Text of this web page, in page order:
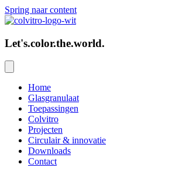
Spring naar content
Let's.color.the.world.
Home
Glasgranulaat
Toepassingen
Colvitro
Projecten
Circulair & innovatie
Downloads
Contact